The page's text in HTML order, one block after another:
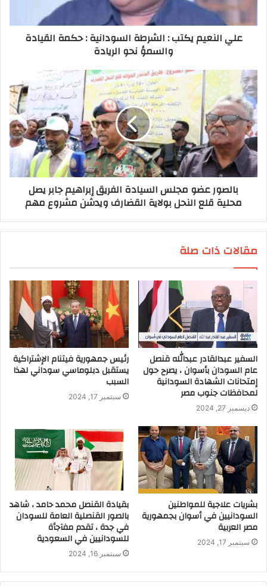
علي النعيم يكتب : الشرطة السودانية : حكمة القيادة
والسمؤ نحو الريادة
بالصور عضو مجلس السيادة الفريق إبراهيم جابر يصل
محلية قلع النحل بولاية القضارف ويدشن مشروع مهم
مقالات ذات صلة
السفير عبدالقادر عبدالله قنصل
عام السودان بأسوان ، يصرح حول
إمتحانات الشهادة السودانية
لمحافظات جنوب مصر
ديسمبر 27, 2024
رئيس جمهورية فيتنام الإشتراكية
يستقبل دبلوماسي سوداني لهذا
السبب
سبتمبر 17, 2024
بشريات علاجية للمواطنين
السودانيين في أسوان بجمهورية
مصر العربية
سبتمبر 17, 2024
بقيادة القنصل محمد حامد ، شاهد
بالصور القنصلية العامة للسودان
في جدة ، تقدم مفآجأة
للسودانيين في السعودية
سبتمبر 16, 2024